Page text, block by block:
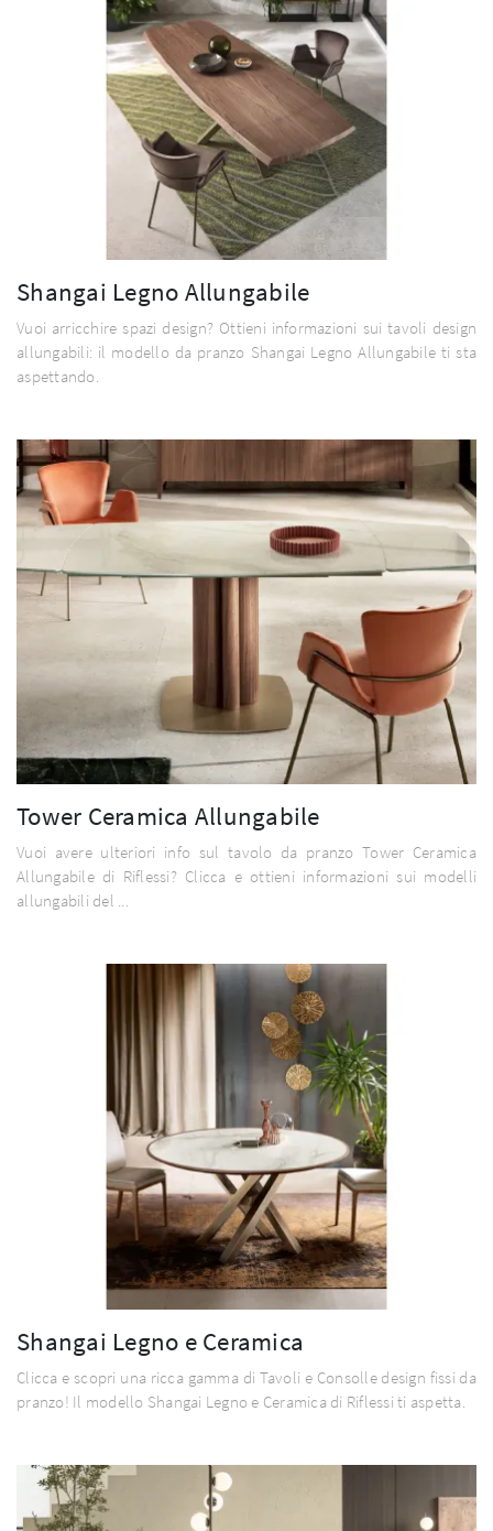
Shangai Legno Allungabile
Vuoi arricchire spazi design? Ottieni informazioni sui tavoli design
allungabili: il modello da pranzo Shangai Legno Allungabile ti sta
aspettando.
Tower Ceramica Allungabile
Vuoi avere ulteriori info sul tavolo da pranzo Tower Ceramica
Allungabile di Riflessi? Clicca e ottieni informazioni sui modelli
allungabili del ...
Shangai Legno e Ceramica
Clicca e scopri una ricca gamma di Tavoli e Consolle design fissi da
pranzo! Il modello Shangai Legno e Ceramica di Riflessi ti aspetta.